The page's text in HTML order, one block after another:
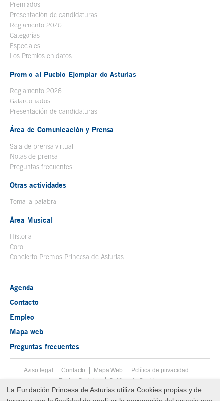
Premiados
Presentación de candidaturas
Reglamento 2026
Categorías
Especiales
Los Premios en datos
Premio al Pueblo Ejemplar de Asturias
Reglamento 2026
Galardonados
Presentación de candidaturas
Área de Comunicación y Prensa
Sala de prensa virtual
Notas de prensa
Preguntas frecuentes
Otras actividades
Toma la palabra
Área Musical
Historia
Coro
Concierto Premios Princesa de Asturias
Agenda
Contacto
Empleo
Mapa web
Preguntas frecuentes
Menú pie
Aviso legal Tecla de acceso 8
Contacto Mapa Web
Política de privacidad
Redes Sociales
Política de Cookies
Fin menú pie
La Fundación Princesa de Asturias utiliza Cookies propias y de